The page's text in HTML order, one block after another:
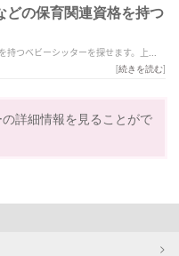
どの保育関連資格を持つ
つベビーシッターを探せます。上富
算や依頼内容に合わせて選んでいただ
[続きを読む]
詳細情報を見ることがで